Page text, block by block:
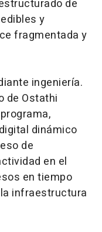
de
y
fragmentada y
ingeniería.
de Ostathi
dinámico
de
en el
en tiempo
infraestructura